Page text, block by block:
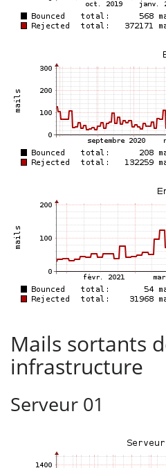
Mails sortants
infrastructure
Serveur 01